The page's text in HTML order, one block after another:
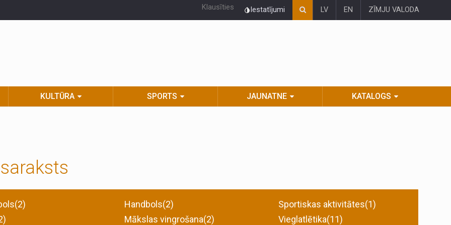
Klausīties Iestatījumi LV EN ZĪMJU VALODA
KULTŪRA SPORTS JAUNATNE KATALOGS
Handbols(2)
Mākslas vingrošana(2)
Sportiskas aktivitātes(1)
Vieglatlētika(11)